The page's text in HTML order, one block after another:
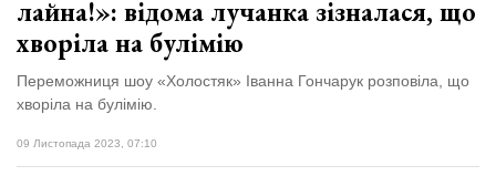
лайна!»: відома лучанка зізналася, що
хворіла на булімію
Переможниця шоу «Холостяк» Іванна Гончарук розповіла, що
хворіла на булімію.
09 Листопада 2023, 07:10